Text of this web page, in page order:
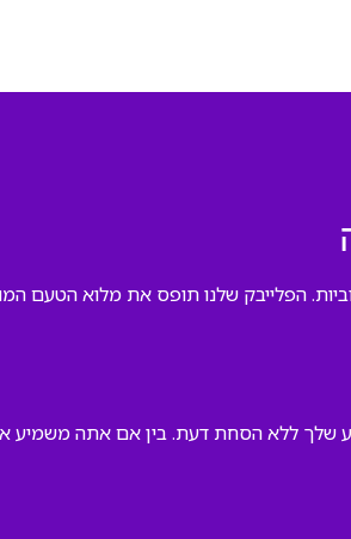
הפלייבק שלנו תופס את מלוא הטעם
שלך ללא הסחת דעת. בין אם אתה